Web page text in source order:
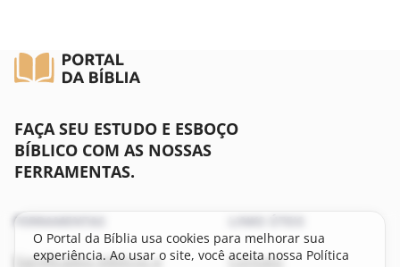
I Timóteo
II Timóteo
Tito
Hebreus
FAÇA SEU ESTUDO E ESBOÇO
BÍBLICO COM AS NOSSAS
FERRAMENTAS.
FERRAMENTAS
Significados bíblicos e
LINKS ÚTEIS
Contato
O Portal da Bíblia usa cookies para melhorar sua
experiência. Ao usar o site, você aceita nossa Política